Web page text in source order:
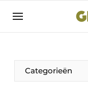
Aanmelden
Bedrijven
Bedrijven
Categorieën